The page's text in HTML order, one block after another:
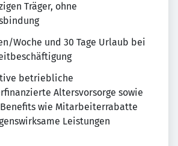
Träger, ohne
Woche und 30 Tage Urlaub bei
betriebliche
Altersvorsorge sowie
wie Mitarbeiterrabatte
Leistungen